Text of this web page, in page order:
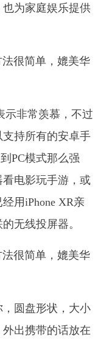
为家庭娱乐提供
示非常羡慕，不过
持所有的安卓手
PC模式那么强
电影玩手游，或
用iPhone XR亲
无线投屏器。
圆盘形状，大小
出携带的话放在